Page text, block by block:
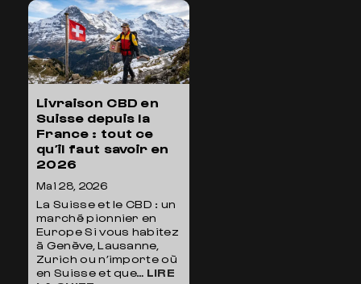
KETAMA,
AFGHAN
:
VOYAGE
AU
CŒUR
Livraison CBD en
Suisse depuis la
France : tout ce
qu’il faut savoir en
2026
Mai 28, 2026
La Suisse et le CBD : un
marché pionnier en
Europe Si vous habitez
à Genève, Lausanne,
Zurich ou n’importe où
en Suisse et que… LIRE